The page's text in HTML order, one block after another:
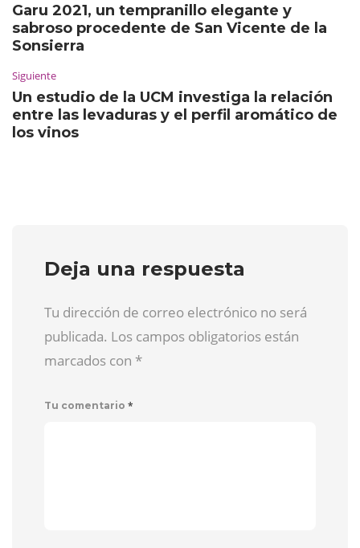
Garu 2021, un tempranillo elegante y
sabroso procedente de San Vicente de la
Sonsierra
Siguiente
Un estudio de la UCM investiga la relación
entre las levaduras y el perfil aromático de
los vinos
Deja una respuesta
Tu dirección de correo electrónico no será
publicada. Los campos obligatorios están
marcados con *
Tu comentario *